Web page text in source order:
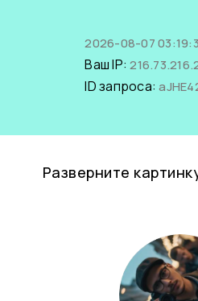
2026-08-07
Ваш IP:
ID запроса:
Разверните